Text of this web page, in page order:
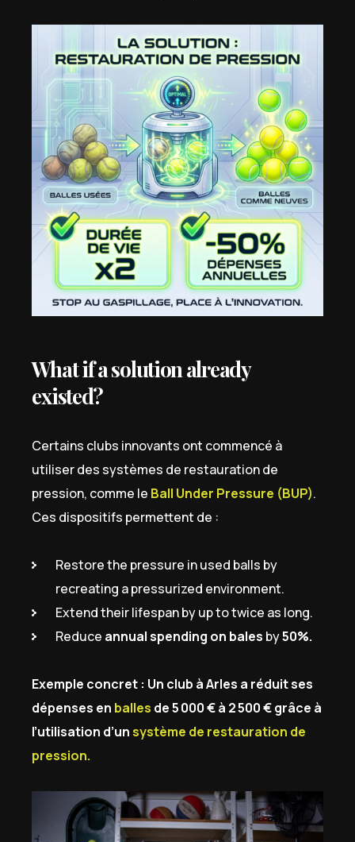
What if a solution already
existed?
Certains clubs innovants ont commencé à
utiliser des systèmes de restauration de
pression, comme le Ball Under Pressure (BUP).
Ces dispositifs permettent de :
Restore the pressure in used balls by
recreating a pressurized environment.
Extend their lifespan by up to twice as long.
Reduce annual spending on bales by50%.
Exemple concret : Un club à Arles a réduit ses
dépenses en balles de 5 000 € à 2 500 € grâce à
l’utilisation d’unsystème de restauration de
pression.